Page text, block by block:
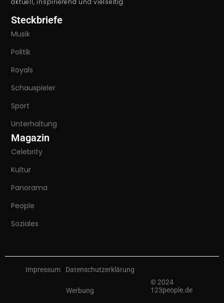
aktuell, inspirierend und vielseitig.
Steckbriefe
Musik
Politik
Royals
Schauspieler
Sport
Unterhaltung
Magazin
Celebrity
Kultur
Panorama
People
Soziales
© 2024
123people.de
Impressum Datenschutzerklärung
Werbung